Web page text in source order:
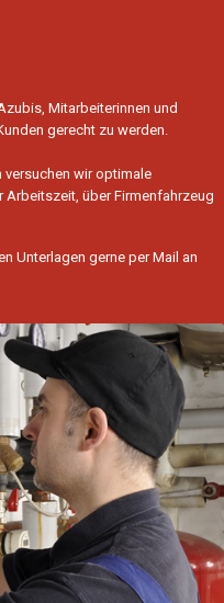
Mitarbeiterinnen und
gerecht zu werden.
versuchen wir optimale
über Firmenfahrzeug
Unterlagen gerne per Mail an